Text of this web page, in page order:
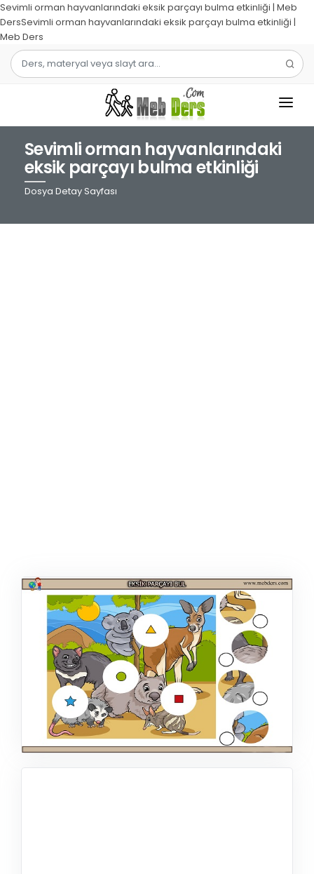
Sevimli orman hayvanlarındaki eksik parçayı bulma etkinliği | Meb
DersSevimli orman hayvanlarındaki eksik parçayı bulma etkinliği |
Meb Ders
1.SINIF
2.SINIF
Sevimli orman hayvanlarındaki
eksik parçayı bulma etkinliği
Dosya Detay Sayfası